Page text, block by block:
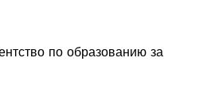
по образованию за